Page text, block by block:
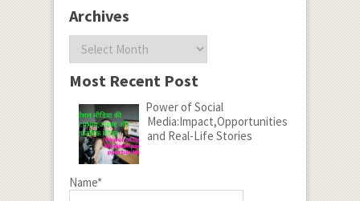
Archives
Archives
Most Recent Post
Power of Social
Media:Impact,Opportunities
and Real-Life Stories
Name*